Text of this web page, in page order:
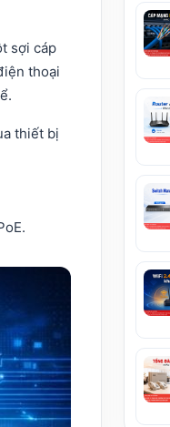
sợi cáp
thoại
thiết bị